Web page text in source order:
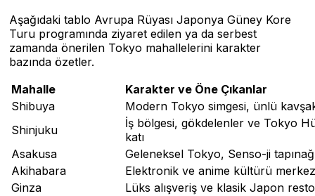
Aşağıdaki tablo Avrupa Rüyası Japonya Güney Kore
Turu programında ziyaret edilen ya da serbest
zamanda önerilen Tokyo mahallelerini karakter
bazında özetler.
Mahalle
Karakter ve Öne Çıkanlar
Shibuya
Modern Tokyo simgesi, ünlü
Shinjuku
İş bölgesi, gökdelenler ve Tokyo
katı
Asakusa
Geleneksel Tokyo, Senso-ji
Akihabara
Elektronik ve anime kültürü
Ginza
Lüks alışveriş ve klasik Japon